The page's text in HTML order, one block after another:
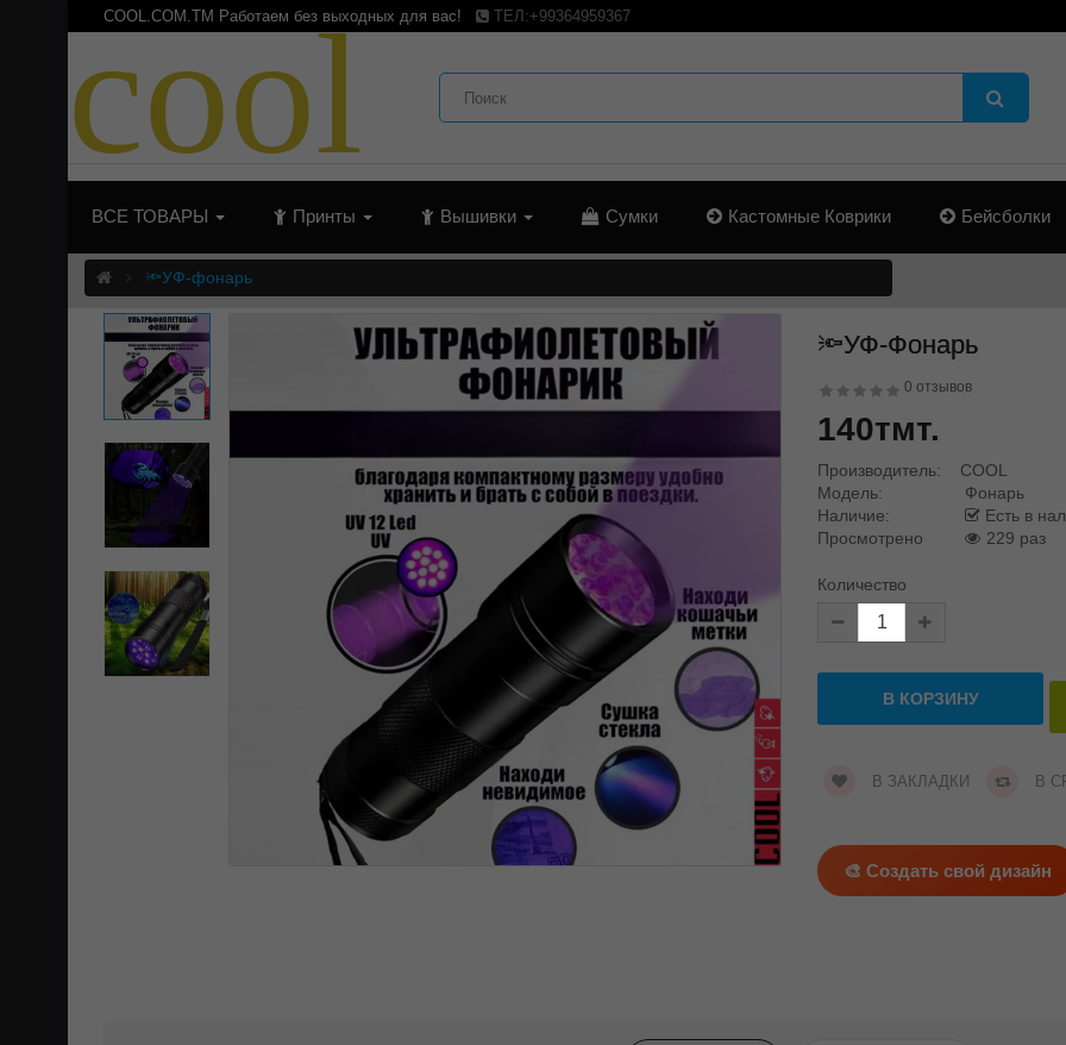
cool
COOL.COM.TM Работаем без выходных для вас! ТЕЛ:+99364959367
ВСЕ ТОВАРЫ Принты Вышивки Сумки Кастомные Коврики Бейсболки
🔦УФ-фонарь
🔦УФ-Фонарь
0 отзывов
140тмт.
Производитель:
COOL
Модель:
Фонарь
Наличие:
Есть в
Просмотрено
229 раз
Количество
В ЗАКЛАДКИ В
🎨 Создать свой дизайн